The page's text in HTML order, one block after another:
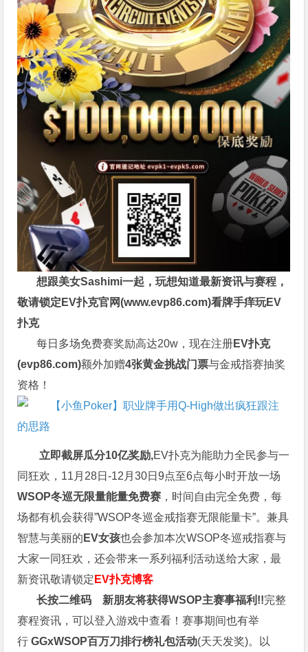
想跟美女Sashimi一起，玩想知道最新资讯与赛程，
敬请锁定EV扑克官网(www.evp86.com)看牌手痒玩EV
扑克
每日多场免费赛奖励高达20w，现在注册EV扑克
(evp86.com)额外加赠4张黄金挑战门票与金戒指赛抽奖
资格！
立即截屏瓜分10亿奖励,EV扑克为能助力全民参与一
同狂欢，11月28日-12月30日9点至6点每小时开放一场
WSOP冬巡无限量能量免费赛 ，时间自由完全免费，每
场都有机会获得”WSOP冬巡金戒指赛无限能量卡”。兼具
智慧与美丽的 EV女孩也会参加本次WSOP冬巡戒指赛与
大家一同狂欢，还会带来一系列福利活动送给大家，最
新资讯敬请锁定 EV扑克博客
长按二维码 新朋友将获得WSOP主赛事福利!!完整
赛程资讯，可以登入游戏中查看！赛事期间也有举
行 GGxWSOP百万刀排行榜礼包活动(天天发奖)。以